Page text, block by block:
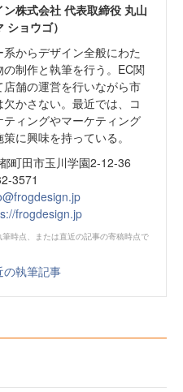
株式会社 代表取締役 丸山
ョウゴ）
系からデザイン全般にわた
制作と執筆を行う。EC関
舗の運営を行いながら市
かさない。最近では、コ
ティングやマーケティング
に興味を持っている。
町田市玉川学園2-12-36
3571
frogdesign.jp
時点、または直近の記事の寄稿時点で
の執筆記事